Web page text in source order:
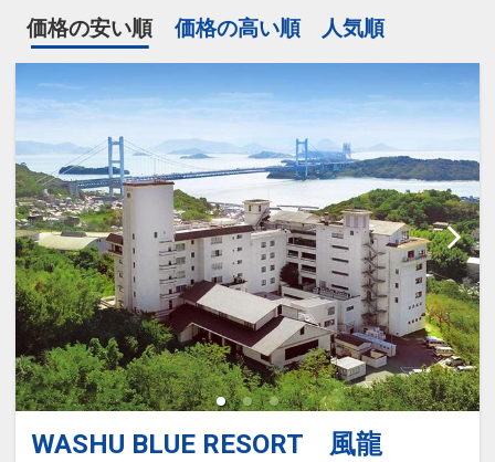
価格の安い順
価格の高い順 人気順
WASHU BLUE RESORT 風龍